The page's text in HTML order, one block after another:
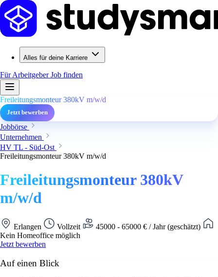
Alles für deine Karriere
Für ArbeitgeberJob finden
Freileitungsmonteur 380kV m/w/d
Jetzt bewerben
Jobbörse
Unternehmen
HV TL - Süd-Ost
Freileitungsmonteur 380kV m/w/d
Freileitungsmonteur 380kV
m/w/d
Erlangen Vollzeit
45000 - 65000 € / Jahr (geschätzt)
Kein Homeoffice möglich
Jetzt bewerben
Auf einen Blick